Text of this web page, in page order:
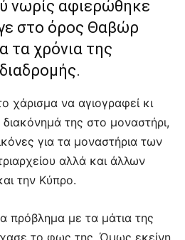
νωρίς αφιερώθηκε
στο όρος Θαβώρ
τα χρόνια της
χάρισμα να αγιογραφεί κι
της στο μοναστήρι,
για τα μοναστήρια των
αλλά και άλλων
την Κύπρο.
πρόβλημα με τα μάτια της
το φως της. Όμως εκείνη